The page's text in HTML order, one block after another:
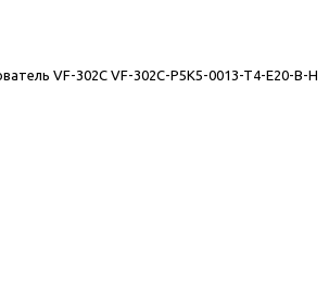
VF-302С VF-302C-P5K5-0013-T4-E20-B-H